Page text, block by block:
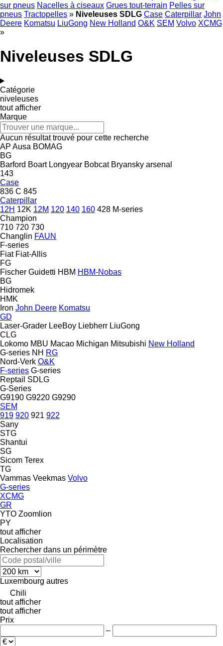
sur pneus Nacelles à ciseaux Grues tout-terrain Pelles sur
pneus Tractopelles » Niveleuses SDLG Case Caterpillar John
Deere Komatsu LiuGong New Holland O&K SEM Volvo XCMG
»
Niveleuses SDLG
Catégorie
niveleuses
tout afficher
Marque
Aucun résultat trouvé pour cette recherche
AP Ausa BOMAG
BG
Barford Boart Longyear Bobcat Bryansky arsenal
143
Case
836 C 845
Caterpillar
12H 12K 12M 120 140 160 428 M-series
Champion
710 720 730
Changlin FAUN
F-series
Fiat Fiat-Allis
FG
Fischer Guidetti HBM HBM-Nobas
BG
Hidromek
HMK
Iron John Deere Komatsu
GD
Laser-Grader LeeBoy Liebherr LiuGong
CLG
Lokomo MBU Macao Michigan Mitsubishi New Holland
G-series NH RG
Nord-Verk O&K
F-series G-series
Reptail SDLG
G-Series
G9190 G9220 G9290
SEM
919 920 921 922
Sany
STG
Shantui
SG
Sicom Terex
TG
Vammas Veekmas Volvo
G-series
XCMG
GR
YTO Zoomlion
PY
tout afficher
Localisation
Rechercher dans un périmètre
Luxembourg autres
Chili
tout afficher
tout afficher
Prix
–